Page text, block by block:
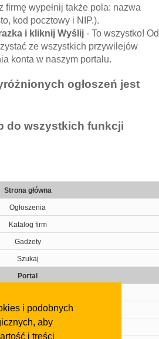
i podobnych
aby
i treści
firmę wypełnij także pola: nazwa
kod pocztowy i NIP.).
i kliknij Wyślij - To wszystko! Od
ze wszystkich przywilejów
konta w naszym portalu.
ogłoszeń jest
do wszystkich funkcji
Strona główna
Ogłoszenia
Katalog firm
Gadżety
Szukaj
Portal
Kontakt
Regulamin